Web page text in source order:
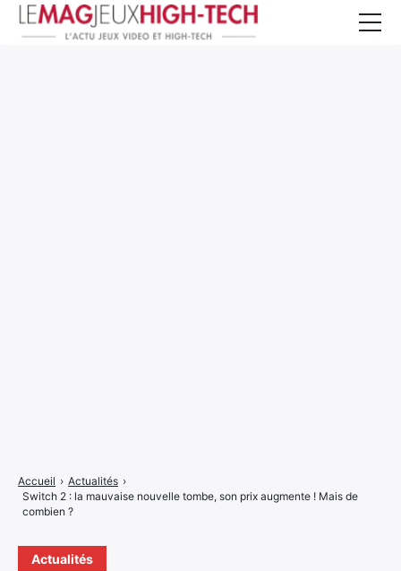
Actualités
Accueil › Actualités ›
Switch 2 : la mauvaise nouvelle tombe, son prix augmente ! Mais de
combien ?